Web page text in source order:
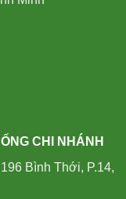
CHI NHÁNH
Bình Thới, P.14,